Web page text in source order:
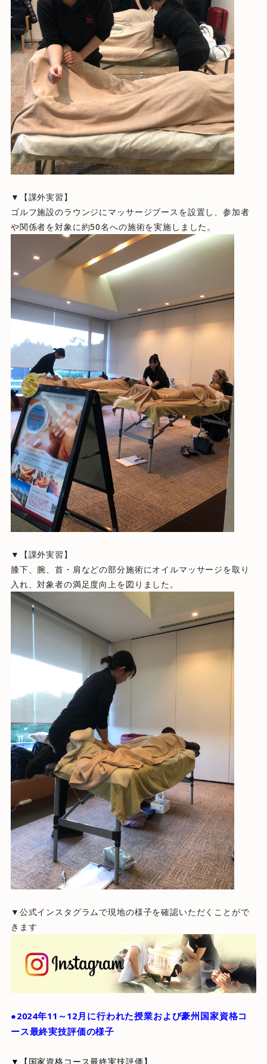
▼【課外実習】
ゴルフ施設のラウンジにマッサージブースを設置し、参加者
や関係者を対象に約50名への施術を実施しました。
▼【課外実習】
膝下、腕、首・肩などの部分施術にオイルマッサージを取り
入れ、対象者の満足度向上を図りました。
▼公式インスタグラムで現地の様子を確認いただくことがで
きます
●2024年11～12月に行われた授業および豪州国家資格コ
ース最終実技評価の様子
▼【国家資格コース最終実技評価】